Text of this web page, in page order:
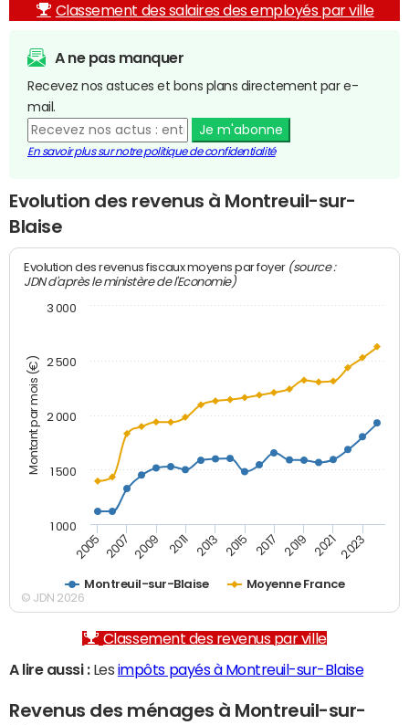
Classement des salaires des employés par ville
A ne pas manquer
Recevez nos astuces et bons plans directement par e-
mail.
Je m'abonne
En savoir plus sur notre politique de confidentialité
Evolution des revenus à Montreuil-sur-
Blaise
Montant par mois (€)
Evolution des revenus fiscaux moyens par foyer (source :
JDN d'après le ministère de l'Economie)
Montreuil-sur-Blaise Moyenne France
2005 2007 2009 2011 2013 2015 2017 2019 2021 2023
1 000
1 500
2 000
2 500
3 000
© JDN 2026
Classement des revenus par ville
A lire aussi :Les impôts payés à Montreuil-sur-Blaise
Revenus des ménages à Montreuil-sur-